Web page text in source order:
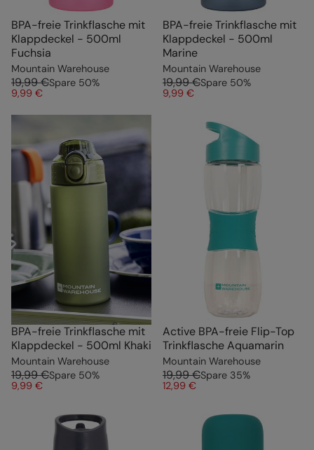
BPA-freie Trinkflasche mit
Klappdeckel - 500ml
Fuchsia
Mountain Warehouse
19,99 €Spare 50%
9,99 €
BPA-freie Trinkflasche mit
Klappdeckel - 500ml
Marine
Mountain Warehouse
19,99 €Spare 50%
9,99 €
BPA-freie Trinkflasche mit
Klappdeckel - 500ml Khaki
Mountain Warehouse
19,99 €Spare 50%
9,99 €
Active BPA-freie Flip-Top
Trinkflasche Aquamarin
Mountain Warehouse
19,99 €Spare 35%
12,99 €